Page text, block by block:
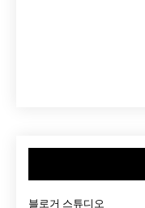
블로거 스튜디오